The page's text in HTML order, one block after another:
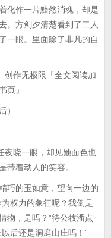
化作一片黯然消魂，却是
。方剑夕清楚看到了二人
一眼。里面除了非凡的自
创作无极限「全文阅读加
页」
）
夜晓一眼，却见她面色也
带着动人的笑容。
巧的玉如意，望向一边的
权力的象征呢？我倒是
物，是吗？”待公牧潘点
后还是洞庭山庄吗！”